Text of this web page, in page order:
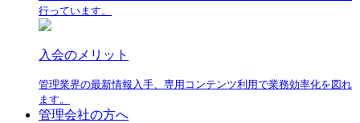
行っています。
入会のメリット
管理業界の最新情報入手、専用コンテンツ利用で業務効率化を図れ
ます。
管理会社の方へ